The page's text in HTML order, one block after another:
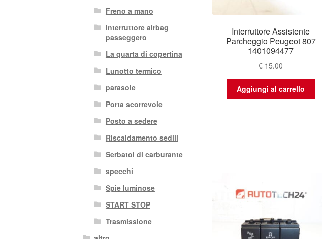
Interruttore Assistente
Parcheggio Peugeot 807
1401094477
€ 15.00
Aggiungi al carrello
Freno a mano
Interruttore airbag
passeggero
La quarta di copertina
Lunotto termico
parasole
Porta scorrevole
Posto a sedere
Riscaldamento sedili
Serbatoi di carburante
specchi
Spie luminose
START STOP
Trasmissione